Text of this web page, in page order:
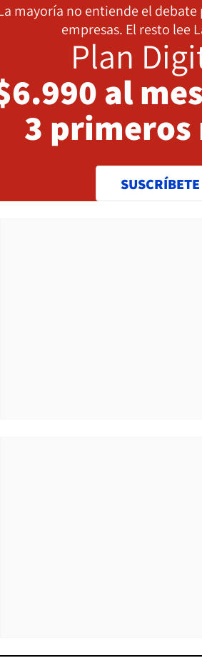
mayoría no entiende el debate
empresas. El resto lee
Plan
al
3 primeros
SUSCRÍBETE